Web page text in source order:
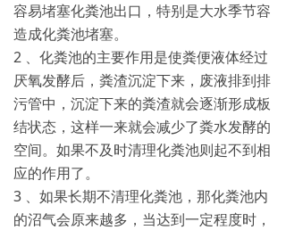
容易堵塞化粪池出口，特别是大水季节容
造成化粪池堵塞。
2 、化粪池的主要作用是使粪便液体经过
厌氧发酵后，粪渣沉淀下来，废液排到排
污管中，沉淀下来的粪渣就会逐渐形成板
结状态，这样一来就会减少了粪水发酵的
空间。如果不及时清理化粪池则起不到相
应的作用了。
3 、如果长期不清理化粪池，那化粪池内
的沼气会原来越多，当达到一定程度时，